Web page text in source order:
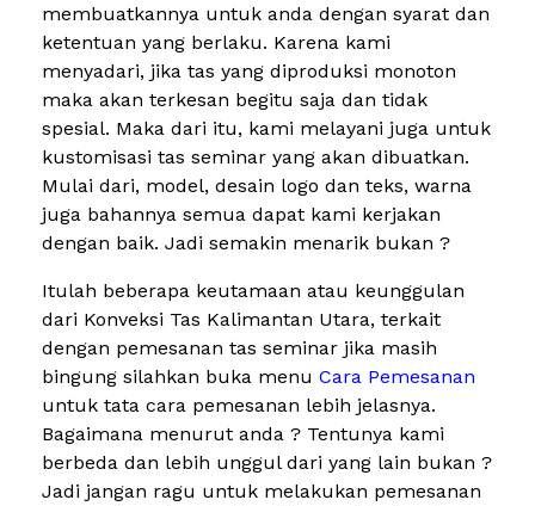
membuatkannya untuk anda dengan syarat dan
ketentuan yang berlaku. Karena kami
menyadari, jika tas yang diproduksi monoton
maka akan terkesan begitu saja dan tidak
spesial. Maka dari itu, kami melayani juga untuk
kustomisasi tas seminar yang akan dibuatkan.
Mulai dari, model, desain logo dan teks, warna
juga bahannya semua dapat kami kerjakan
dengan baik. Jadi semakin menarik bukan ?
Itulah beberapa keutamaan atau keunggulan
dari Konveksi Tas Kalimantan Utara, terkait
dengan pemesanan tas seminar jika masih
bingung silahkan buka menu Cara Pemesanan
untuk tata cara pemesanan lebih jelasnya.
Bagaimana menurut anda ? Tentunya kami
berbeda dan lebih unggul dari yang lain bukan ?
Jadi jangan ragu untuk melakukan pemesanan